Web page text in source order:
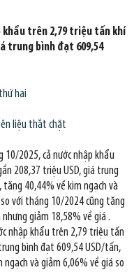
khẩu trên 2,79 triệu tấn khí
trung bình đạt 609,54
hai
liệu thắt chặt
10/2025, cả nước nhập khẩu
208,37 triệu USD, giá trung
40,44% về kim ngạch và
với tháng 10/2024 cũng tăng
giảm 18,58% về giá .
nhập khẩu trên 2,79 triệu tấn
bình đạt 609,54 USD/tấn,
và giảm 6,06% về giá so